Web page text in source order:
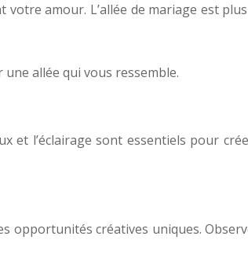
amour. L’allée de mariage est plus
allée qui vous ressemble.
et l’éclairage sont essentiels pour
opportunités créatives uniques.